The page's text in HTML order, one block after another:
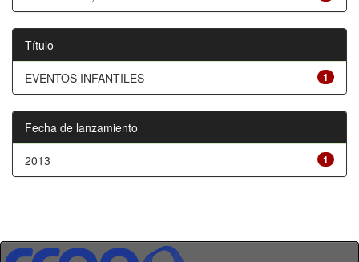
Título
1
EVENTOS INFANTILES
Fecha de lanzamiento
1
2013